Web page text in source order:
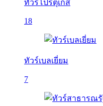
ทัวร์โปรตุเกส
18
ทัวร์เบลเยี่ยม
7